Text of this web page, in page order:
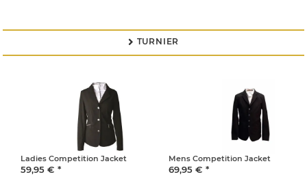
 TURNIER
Ladies Competition Jacket
59,95 € *
Mens Competition Jacket
69,95 € *